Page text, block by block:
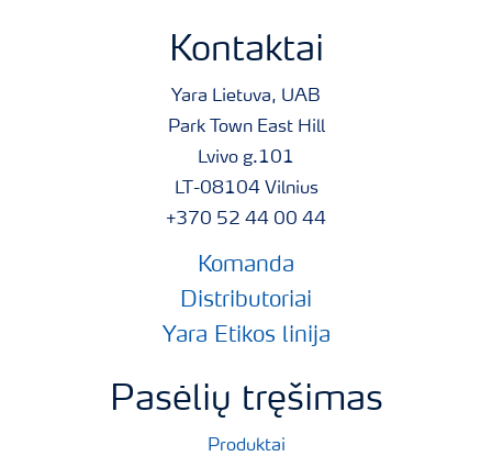
Kontaktai
Yara Lietuva, UAB
Park Town East Hill
Lvivo g.101
LT-08104 Vilnius
+370 52 44 00 44
Komanda
Distributoriai
Yara Etikos linija
Pasėlių tręšimas
Produktai